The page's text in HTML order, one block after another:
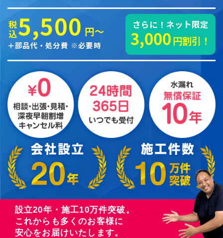
税込5,500 円～
＋部品代・処分費 ※必要時
さらに！ネット限定
3,000 円割引！
設立20年・施工10万件突破。
これからも多くのお客様に
安心をお届けいたします。